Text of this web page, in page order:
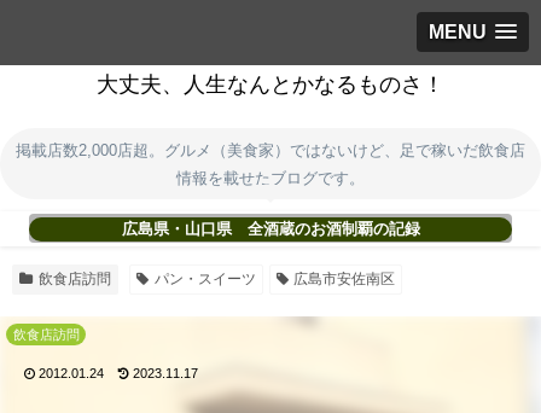
MENU
大丈夫、人生なんとかなるものさ！
掲載店数2,000店超。グルメ（美食家）ではないけど、足で稼いだ飲食店
情報を載せたブログです。
広島県・山口県 全酒蔵のお酒制覇の記録
飲食店訪問 パン・スイーツ 広島市安佐南区
飲食店訪問
2012.01.24 2023.11.17